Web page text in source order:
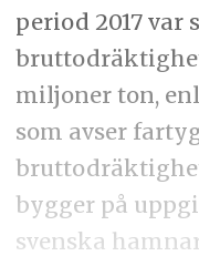
period 2017 var
miljoner ton,
som avser
bygger på
svenska